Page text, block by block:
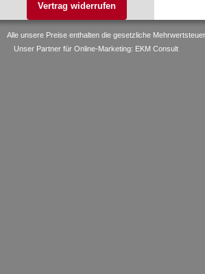
Vertrag widerrufen
Alle unsere Preise enthalten die gesetzliche
Unser Partner für Online-Marketing: EKM Consult